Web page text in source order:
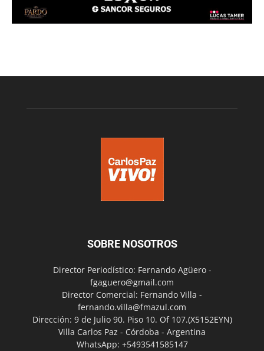
SOBRE NOSOTROS
Director Periodístico: Fernando Agüero -
fgaguero@gmail.com
Director Comercial: Fernando Villa -
fernando.villa@fmazul.com
Dirección: 9 de Julio 90. Piso 10. Of 107.(X5152EYN)
Villa Carlos Paz - Córdoba - Argentina
WhatsApp: +5493541585147